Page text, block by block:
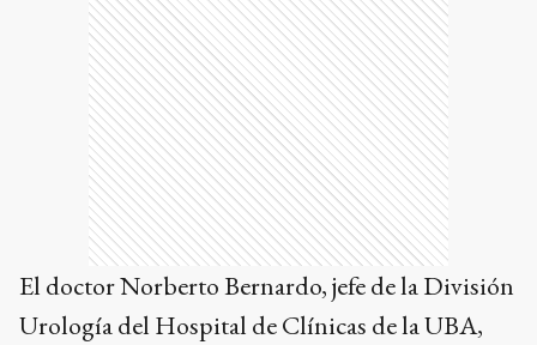
El doctor Norberto Bernardo, jefe de la División
Urología del Hospital de Clínicas de la UBA,